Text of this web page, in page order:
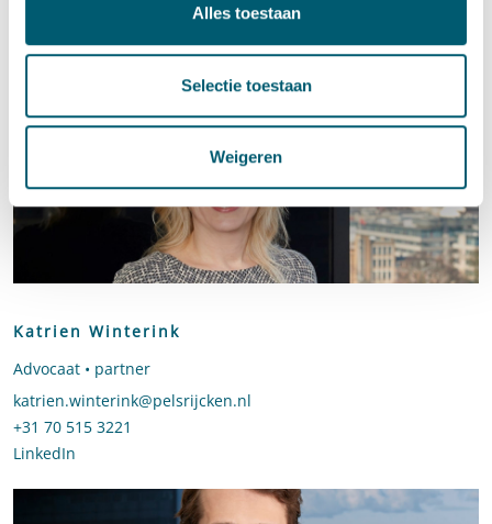
Alles toestaan
Selectie toestaan
Weigeren
Contact
Katrien Winterink
Advocaat • partner
Stuur een e-mail naar Katrien Winterink
katrien.winterink@pelsrijcken.nl
Bel naar Katrien Winterink
+31 70 515 3221
LinkedIn